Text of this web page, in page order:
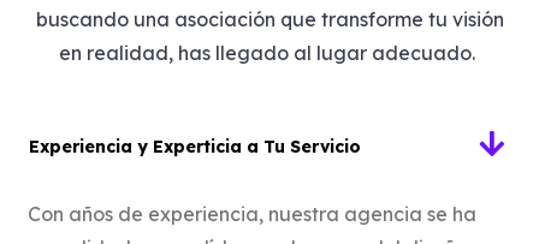
buscando una asociación que transforme tu visión
en realidad, has llegado al lugar adecuado.
Experiencia y Experticia a Tu Servicio
Con años de experiencia, nuestra agencia se ha